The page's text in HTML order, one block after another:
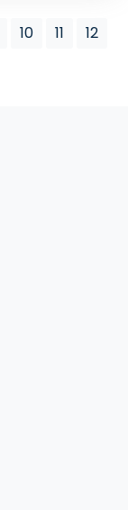
10 11 12